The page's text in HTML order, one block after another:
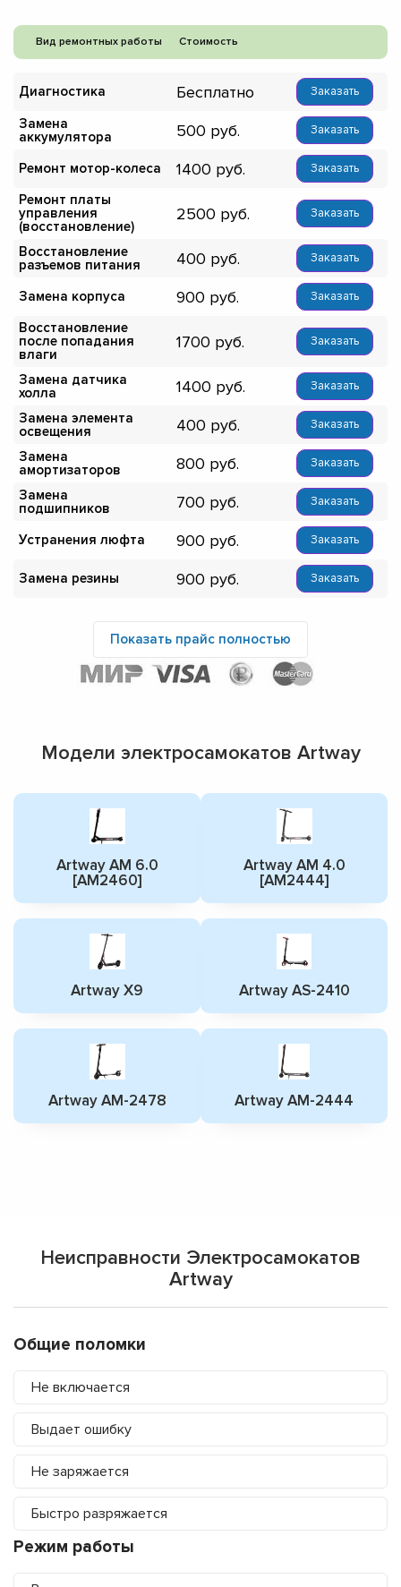
Вид ремонтных работы Стоимость
Диагностика Бесплатно Заказать
Замена
аккумулятора
500 Заказать
Ремонт мотор-колеса 1400 Заказать
Ремонт платы
управления
(восстановление)
2500 Заказать
Восстановление
разъемов питания
400 Заказать
Замена корпуса 900 Заказать
Восстановление
после попадания
влаги
1700 Заказать
Замена датчика
холла
1400 Заказать
Замена элемента
освещения
400 Заказать
Замена
амортизаторов
800 Заказать
Замена
подшипников
700 Заказать
Устранения люфта 900 Заказать
Замена резины 900 Заказать
Показать прайс полностью
Модели электросамокатов Artway
Artway AM 6.0
[AM2460]
Artway AM 4.0
[AM2444]
Artway X9 Artway AS-2410
Artway AM-2478 Artway AM-2444
Неисправности Электросамокатов
Artway
Общие поломки
Не включается
Выдает ошибку
Не заряжается
Быстро разряжается
Режим работы